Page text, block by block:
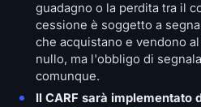
guadagno o la perdita tra il
cessione è soggetto a
che acquistano e vendono
nullo, ma l'obbligo di
comunque.
Il CARF sarà implementato